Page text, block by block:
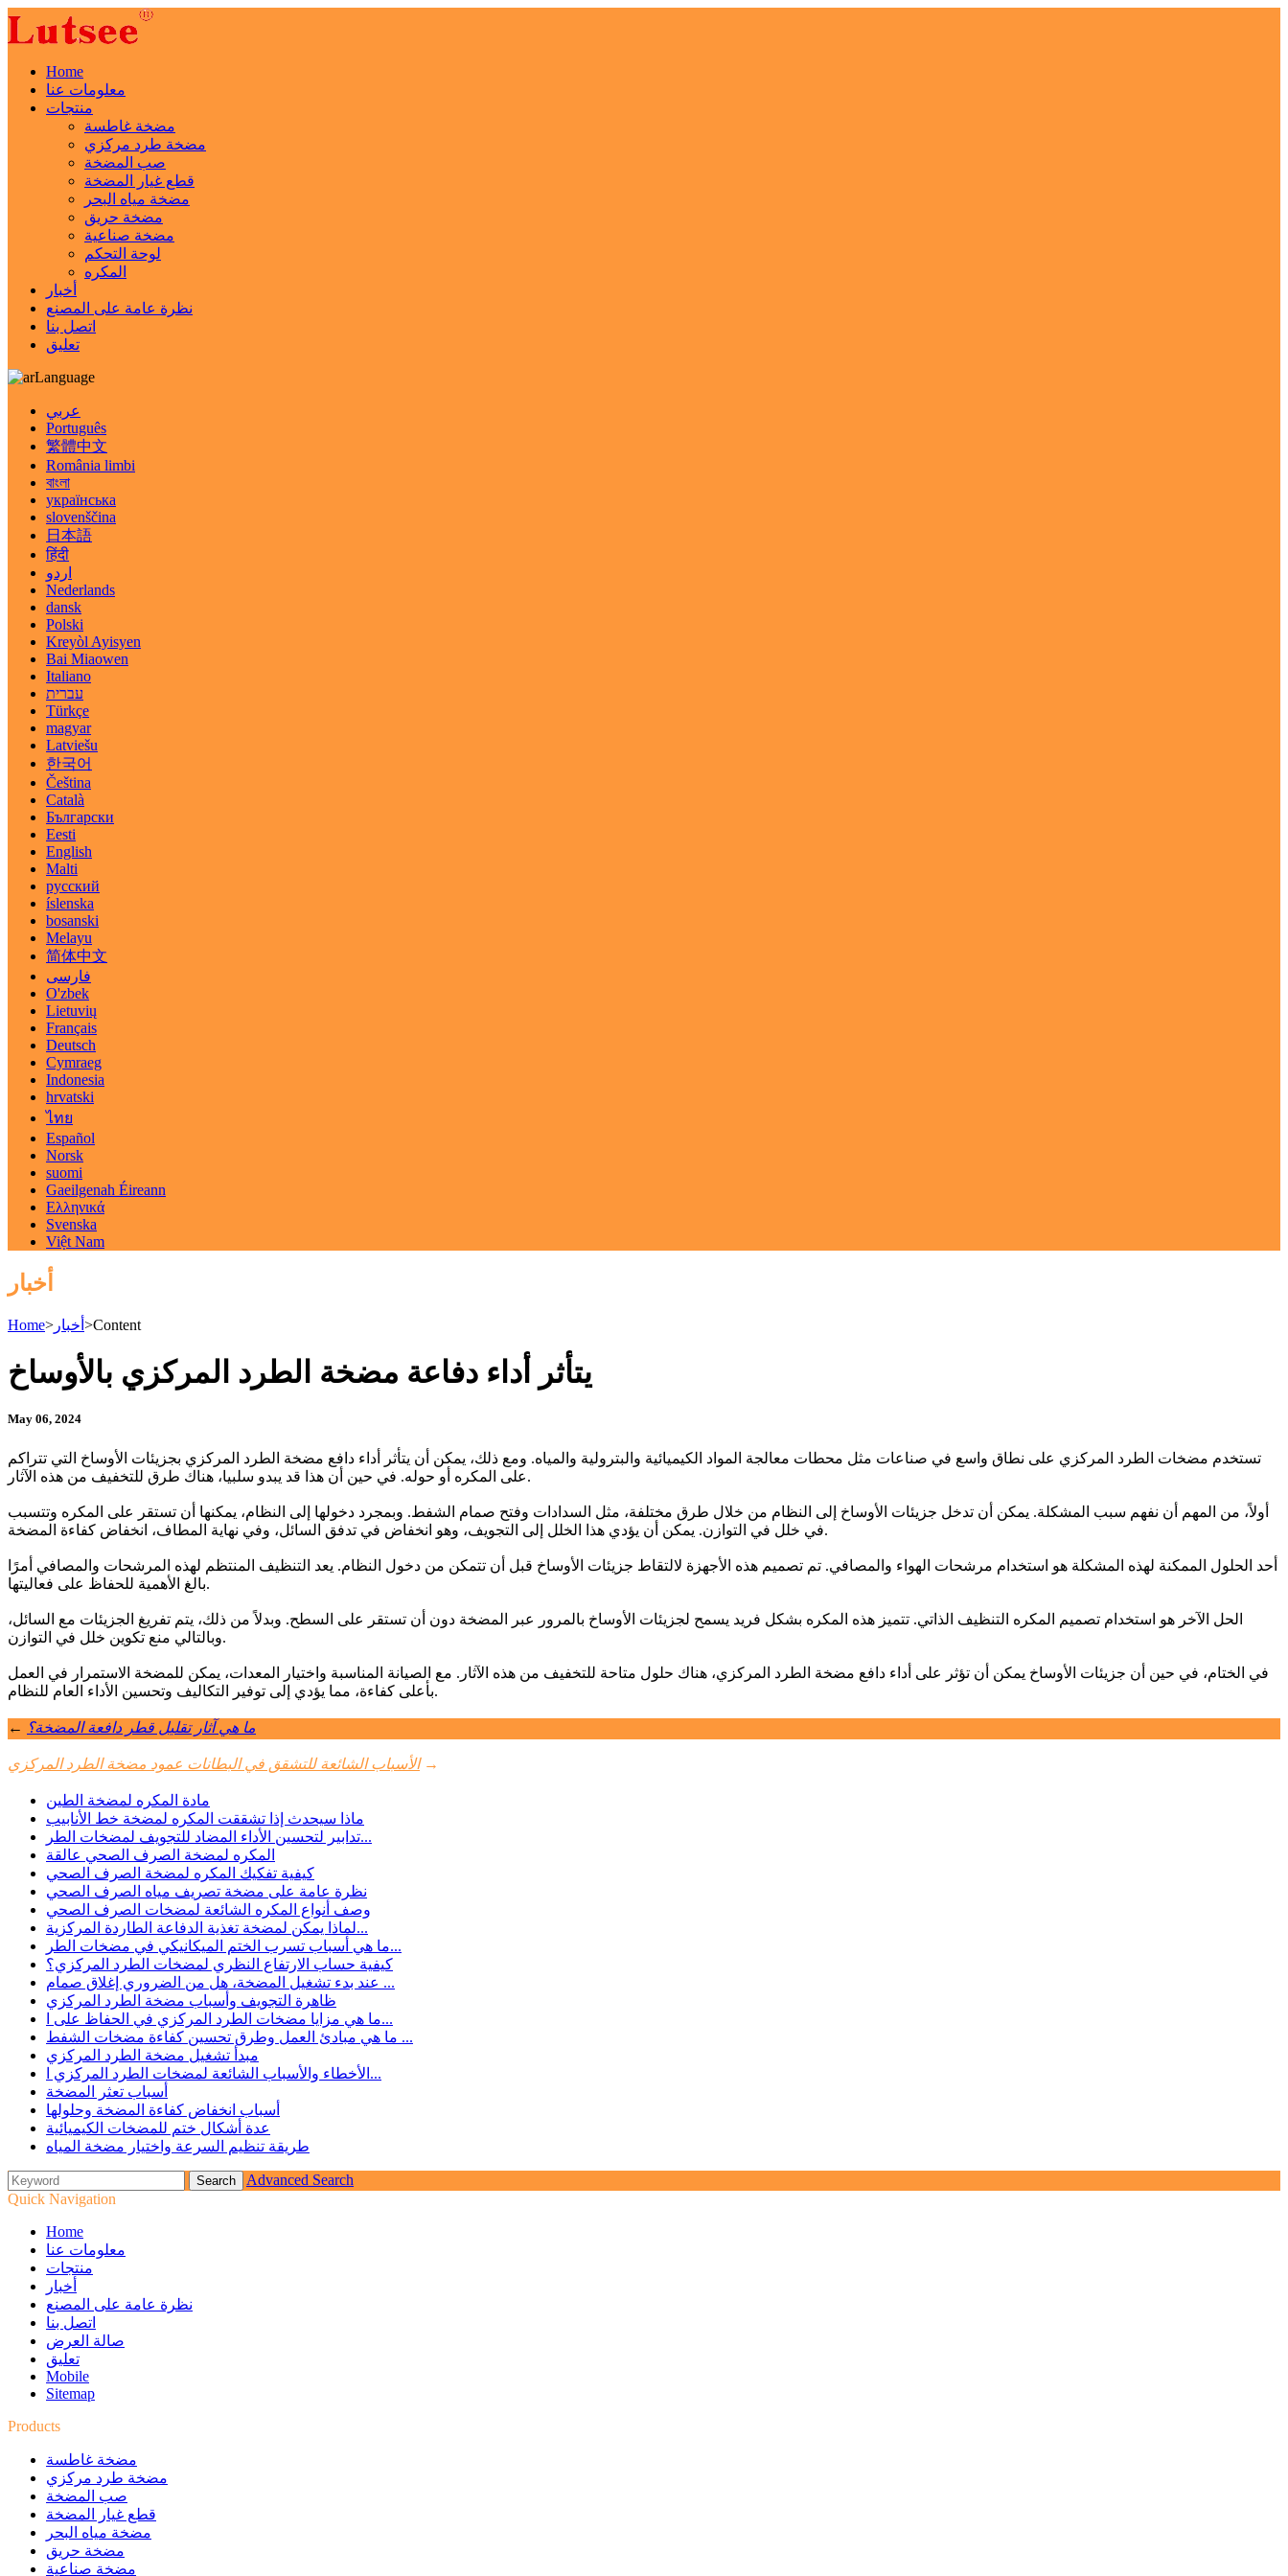
Home
معلومات عنا
منتجات
مضخة غاطسة
مضخة طرد مركزي
صب المضخة
قطع غيار المضخة
مضخة مياه البحر
مضخة حريق
مضخة صناعية
لوحة التحكم
المكره
أخبار
نظرة عامة على المصنع
اتصل بنا
تعليق
Language
عربي
Português
繁體中文
România limbi
বাংলা
українська
slovenščina
日本語
हिंदी
اردو
Nederlands
dansk
Polski
Kreyòl Ayisyen
Bai Miaowen
Italiano
עברית
Türkçe
magyar
Latviešu
한국어
Čeština
Català
Български
Eesti
English
Malti
русский
íslenska
bosanski
Melayu
简体中文
فارسی
O'zbek
Lietuvių
Français
Deutsch
Cymraeg
Indonesia
hrvatski
ไทย
Español
Norsk
suomi
Gaeilgenah Éireann
Ελληνικά
Svenska
Việt Nam
أخبار
Home> أخبار >Content
يتأثر أداء دفاعة مضخة الطرد المركزي بالأوساخ
May 06, 2024
تستخدم مضخات الطرد المركزي على نطاق واسع في صناعات مثل محطات معالجة المواد الكيميائية والبترولية والمياه. ومع ذلك، يمكن أن يتأثر أداء دافع مضخة الطرد المركزي بجزيئات الأوساخ التي تتراكم
على المكره أو حوله. في حين أن هذا قد يبدو سلبيا، هناك طرق للتخفيف من هذه الآثار.
أولاً، من المهم أن نفهم سبب المشكلة. يمكن أن تدخل جزيئات الأوساخ إلى النظام من خلال طرق مختلفة، مثل السدادات وفتح صمام الشفط. وبمجرد دخولها إلى النظام، يمكنها أن تستقر على المكره وتتسبب
في خلل في التوازن. يمكن أن يؤدي هذا الخلل إلى التجويف، وهو انخفاض في تدفق السائل، وفي نهاية المطاف، انخفاض كفاءة المضخة.
أحد الحلول الممكنة لهذه المشكلة هو استخدام مرشحات الهواء والمصافي. تم تصميم هذه الأجهزة لالتقاط جزيئات الأوساخ قبل أن تتمكن من دخول النظام. يعد التنظيف المنتظم لهذه المرشحات والمصافي أمرًا
بالغ الأهمية للحفاظ على فعاليتها.
الحل الآخر هو استخدام تصميم المكره التنظيف الذاتي. تتميز هذه المكره بشكل فريد يسمح لجزيئات الأوساخ بالمرور عبر المضخة دون أن تستقر على السطح. وبدلاً من ذلك، يتم تفريغ الجزيئات مع السائل،
وبالتالي منع تكوين خلل في التوازن.
في الختام، في حين أن جزيئات الأوساخ يمكن أن تؤثر على أداء دافع مضخة الطرد المركزي، هناك حلول متاحة للتخفيف من هذه الآثار. مع الصيانة المناسبة واختيار المعدات، يمكن للمضخة الاستمرار في العمل
بأعلى كفاءة، مما يؤدي إلى توفير التكاليف وتحسين الأداء العام للنظام.
← ما هي آثار تقليل قطر دافعة المضخة؟
الأسباب الشائعة للتشقق في البطانات عمود مضخة الطرد المركزي →
مادة المكره لمضخة الطين
ماذا سيحدث إذا تشققت المكره لمضخة خط الأنابيب
تدابير لتحسين الأداء المضاد للتجويف لمضخات الطر...
المكره لمضخة الصرف الصحي عالقة
كيفية تفكيك المكره لمضخة الصرف الصحي
نظرة عامة على مضخة تصريف مياه الصرف الصحي
وصف أنواع المكره الشائعة لمضخات الصرف الصحي
لماذا يمكن لمضخة تغذية الدفاعة الطاردة المركزية...
ما هي أسباب تسرب الختم الميكانيكي في مضخات الطر...
كيفية حساب الارتفاع النظري لمضخات الطرد المركزي؟
عند بدء تشغيل المضخة، هل من الضروري إغلاق صمام ...
ظاهرة التجويف وأسباب مضخة الطرد المركزي
ما هي مزايا مضخات الطرد المركزي في الحفاظ على ا...
ما هي مبادئ العمل وطرق تحسين كفاءة مضخات الشفط ...
مبدأ تشغيل مضخة الطرد المركزي
الأخطاء والأسباب الشائعة لمضخات الطرد المركزي ا...
أسباب تعثر المضخة
أسباب انخفاض كفاءة المضخة وحلولها
عدة أشكال ختم للمضخات الكيميائية
طريقة تنظيم السرعة واختيار مضخة المياه
Advanced Search
Quick Navigation
Home
معلومات عنا
منتجات
أخبار
نظرة عامة على المصنع
اتصل بنا
صالة العرض
تعليق
Mobile
Sitemap
Products
مضخة غاطسة
مضخة طرد مركزي
صب المضخة
قطع غيار المضخة
مضخة مياه البحر
مضخة حريق
مضخة صناعية